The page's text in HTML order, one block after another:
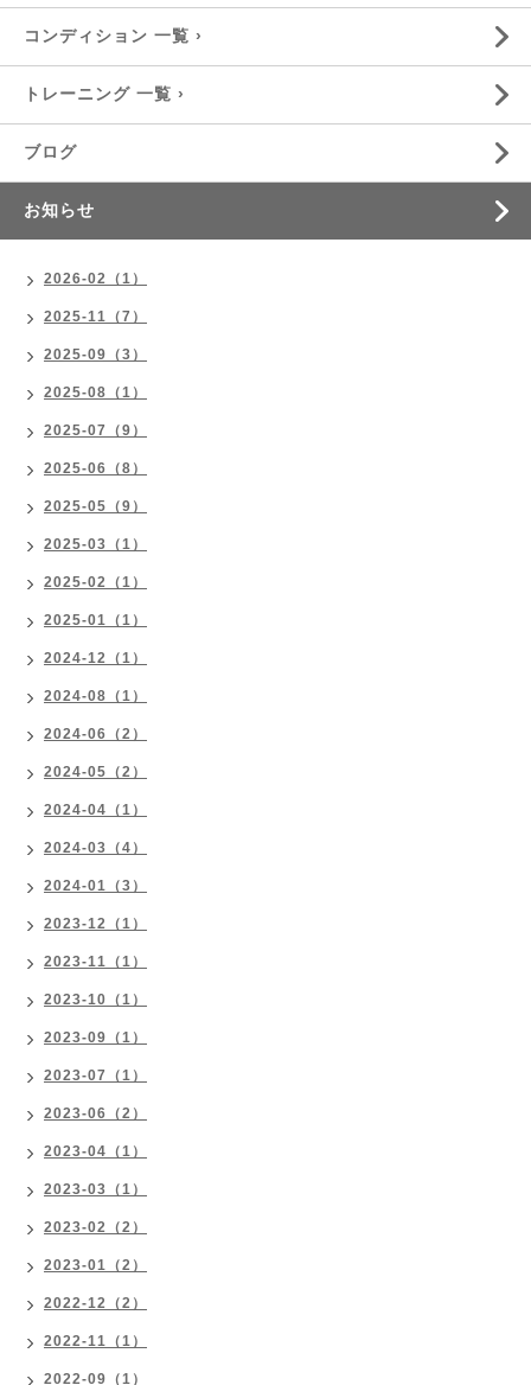
コンディション 一覧 ›
トレーニング 一覧 ›
ブログ
お知らせ
2026-02（1）
2025-11（7）
2025-09（3）
2025-08（1）
2025-07（9）
2025-06（8）
2025-05（9）
2025-03（1）
2025-02（1）
2025-01（1）
2024-12（1）
2024-08（1）
2024-06（2）
2024-05（2）
2024-04（1）
2024-03（4）
2024-01（3）
2023-12（1）
2023-11（1）
2023-10（1）
2023-09（1）
2023-07（1）
2023-06（2）
2023-04（1）
2023-03（1）
2023-02（2）
2023-01（2）
2022-12（2）
2022-11（1）
2022-09（1）